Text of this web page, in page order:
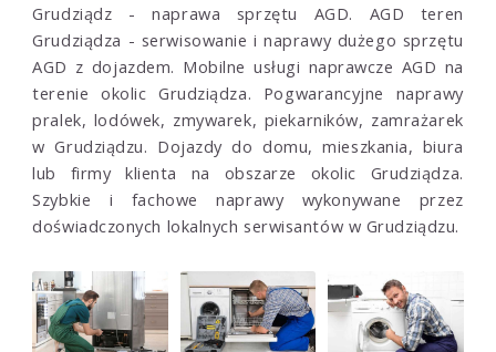
Grudziądz - naprawa sprzętu AGD. AGD teren
Grudziądza - serwisowanie i naprawy dużego sprzętu
AGD z dojazdem. Mobilne usługi naprawcze AGD na
terenie okolic Grudziądza. Pogwarancyjne naprawy
pralek, lodówek, zmywarek, piekarników, zamrażarek
w Grudziądzu. Dojazdy do domu, mieszkania, biura
lub firmy klienta na obszarze okolic Grudziądza.
Szybkie i fachowe naprawy wykonywane przez
doświadczonych lokalnych serwisantów w Grudziądzu.